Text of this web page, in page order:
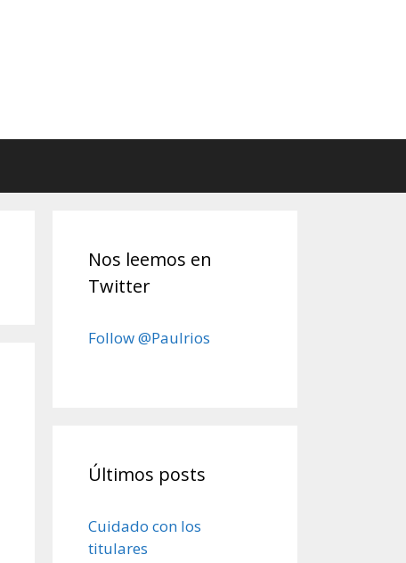
Nos leemos en
Twitter
Follow @Paulrios
Últimos posts
Cuidado con los
titulares